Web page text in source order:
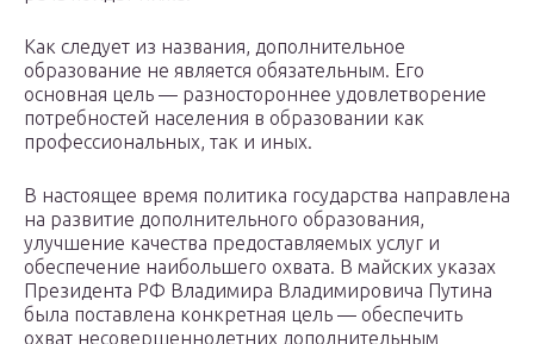
Как следует из названия, дополнительное
образование не является обязательным. Его
основная цель — разностороннее удовлетворение
потребностей населения в образовании как
профессиональных, так и иных.
В настоящее время политика государства направлена
на развитие дополнительного образования,
улучшение качества предоставляемых услуг и
обеспечение наибольшего охвата. В майских указах
Президента РФ Владимира Владимировича Путина
была поставлена конкретная цель — обеспечить
охват несовершеннолетних дополнительным